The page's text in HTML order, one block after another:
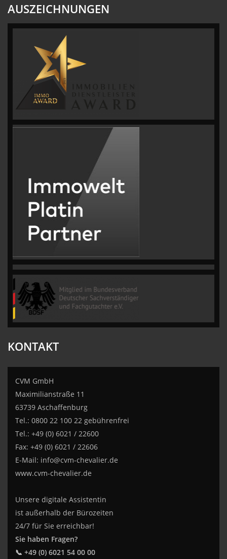
AUSZEICHNUNGEN
KONTAKT
CVM GmbH
Maximilianstraße 11
63739 Aschaffenburg
Tel.: 0800 22 100 22 gebührenfrei
Tel.: +49 (0) 6021 / 22600
Fax: +49 (0) 6021 / 22606
E-Mail: info@cvm-chevalier.de
www.cvm-chevalier.de
Unsere digitale Assistentin
ist außerhalb der Bürozeiten
24/7 für Sie erreichbar!
Sie haben Fragen?
📞 +49 (0) 6021 54 00 00